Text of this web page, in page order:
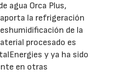
agua Orca Plus,
la refrigeración
de la
procesado es
y ya ha sido
en otras